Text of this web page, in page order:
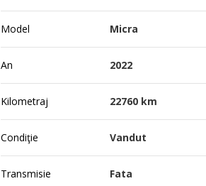
Model Micra
An 2022
Kilometraj 22760 km
Condiţie Vandut
Transmisie Fata